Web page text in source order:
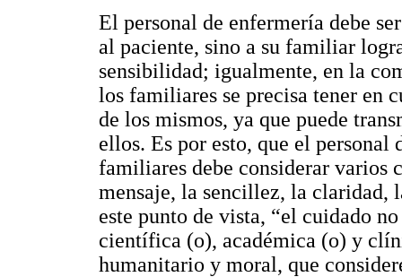
El personal de enfermería debe
al paciente, sino a su familiar
sensibilidad; igualmente, en la
los familiares se precisa tener en
de los mismos, ya que puede
ellos. Es por esto, que el
familiares debe considerar varios
mensaje, la sencillez, la claridad,
este punto de vista, “el cuidado
científica (o), académica (o) y
humanitario y moral, que